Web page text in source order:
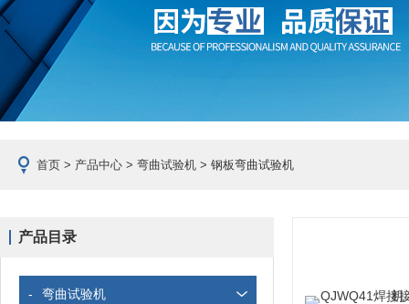
首页 > 产品中心 > 弯曲试验机 > 钢板弯曲试验机
产品目录
- 弯曲试验机